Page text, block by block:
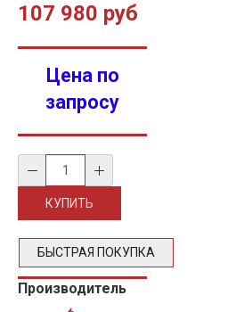
107 980 руб
Цена по
запросу
БЫСТРАЯ ПОКУПКА
Производитель